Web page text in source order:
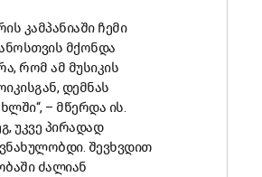
კამპანიაში ჩემი
მქონდა
რომ ამ მუსიკის
დემნას
– მწერდა ის.
უკვე პირადად
შევხვდით
ძალიან